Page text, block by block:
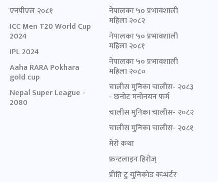
एनपीएल २०८१
ICC Men T20 World Cup
2024
IPL 2024
Aaha RARA Pokhara
gold cup
Nepal Super League -
2080
नेपालका ५० प्रभावशाली
महिला २०८२
नेपालका ५० प्रभावशाली
महिला २०८१
नेपालका ५० प्रभावशाली
महिला २०८०
चालीस मुनिका चालीस- २०८३
- छनोट मनोनयन फर्म
चालीस मुनिका चालीस- २०८२
चालीस मुनिका चालीस- २०८१
मेरो कथा
फ्रन्टलाइन हिरोज्
प्रीति टु युनिकोड कन्भर्टर